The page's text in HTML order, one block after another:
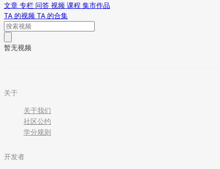
文章 专栏 问答 视频 课程 集市作品
TA 的视频 TA 的合集
暂无视频
关于
关于我们
社区公约
学分规则
开发者